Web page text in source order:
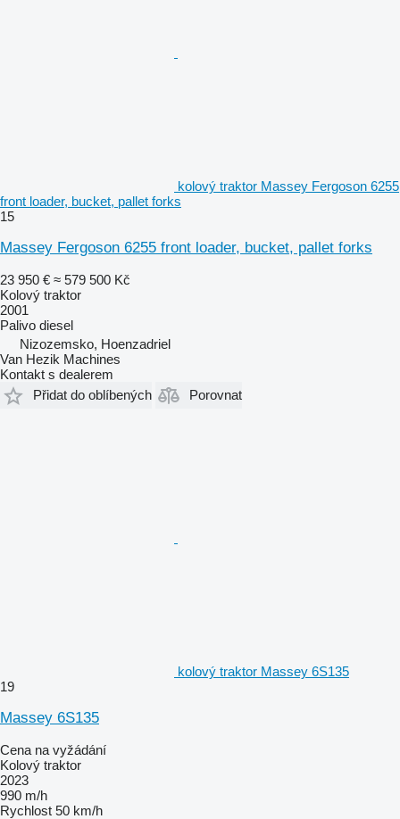
kolový traktor Massey Fergoson 6255
front loader, bucket, pallet forks
15
Massey Fergoson 6255 front loader, bucket, pallet forks
23 950 € ≈ 579 500 Kč
Kolový traktor
2001
Palivo diesel
Nizozemsko, Hoenzadriel
Van Hezik Machines
Kontakt s dealerem
Přidat do oblíbených
Porovnat
kolový traktor Massey 6S135
19
Massey 6S135
Cena na vyžádání
Kolový traktor
2023
990 m/h
Rychlost 50 km/h